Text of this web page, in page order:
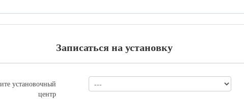
Записаться на установку
установочный
центр